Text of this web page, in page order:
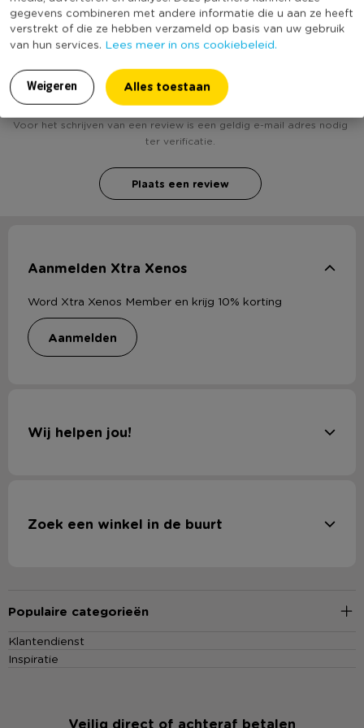
gegevens combineren met andere informatie die u aan ze heeft
verstrekt of die ze hebben verzameld op basis van uw gebruik
van hun services. Lees meer in ons cookiebeleid.
Weigeren Alles toestaan
Leuk en leerzaam voor kinderen
een review!
Voor het schrijven van een review is een geldig e-mail adres nodig
ter verificatie.
Plaats een review
Aanmelden Xtra Xenos
Word Xtra Xenos Member en krijg 10% korting
aanmelden
Wij helpen jou!
Zoek een winkel in de buurt
Populaire categorieën
Klantendienst
Inspiratie
Veilig direct of achteraf betalen